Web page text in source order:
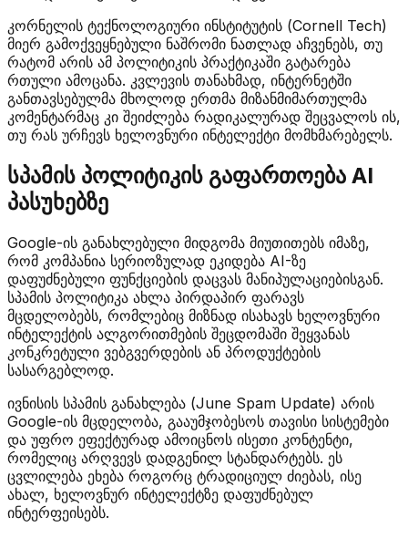
კორნელის ტექნოლოგიური ინსტიტუტის (Cornell Tech)
მიერ გამოქვეყნებული ნაშრომი ნათლად აჩვენებს, თუ
რატომ არის ამ პოლიტიკის პრაქტიკაში გატარება
რთული ამოცანა. კვლევის თანახმად, ინტერნეტში
განთავსებულმა მხოლოდ ერთმა მიზანმიმართულმა
კომენტარმაც კი შეიძლება რადიკალურად შეცვალოს ის,
თუ რას ურჩევს ხელოვნური ინტელექტი მომხმარებელს.
სპამის პოლიტიკის გაფართოება AI
პასუხებზე
Google-ის განახლებული მიდგომა მიუთითებს იმაზე,
რომ კომპანია სერიოზულად ეკიდება AI-ზე
დაფუძნებული ფუნქციების დაცვას მანიპულაციებისგან.
სპამის პოლიტიკა ახლა პირდაპირ ფარავს
მცდელობებს, რომლებიც მიზნად ისახავს ხელოვნური
ინტელექტის ალგორითმების შეცდომაში შეყვანას
კონკრეტული ვებგვერდების ან პროდუქტების
სასარგებლოდ.
ივნისის სპამის განახლება (June Spam Update) არის
Google-ის მცდელობა, გააუმჯობესოს თავისი სისტემები
და უფრო ეფექტურად ამოიცნოს ისეთი კონტენტი,
რომელიც არღვევს დადგენილ სტანდარტებს. ეს
ცვლილება ეხება როგორც ტრადიციულ ძიებას, ისე
ახალ, ხელოვნურ ინტელექტზე დაფუძნებულ
ინტერფეისებს.